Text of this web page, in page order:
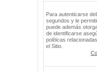
Para autenticarse
segundos y le
puede además
de identificarse
políticas
el Sitio.